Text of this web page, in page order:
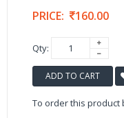
PRICE: 160.00
Qty:
ADD TO CART
To order this product